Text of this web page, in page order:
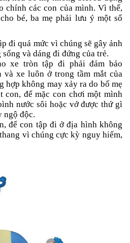
chính các con của mình. Vì thế,
bé, ba mẹ phải lưu ý một số
đi quá mức vì chúng sẽ gây ảnh
và dáng đi đứng của trẻ.
xe tròn tập đi phải đảm bảo
và xe luôn ở trong tầm mắt của
hợp không may xảy ra do bố mẹ
con, để mặc con chơi một mình
nước sôi hoặc vớ được thứ gì
ngộ độc.
để con tập đi ở địa hình không
vì chúng cực kỳ nguy hiểm,